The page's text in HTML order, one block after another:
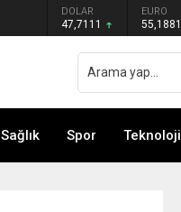
DOLAR
47,7111
EURO
55,1881
Sağlık Spor Teknoloji